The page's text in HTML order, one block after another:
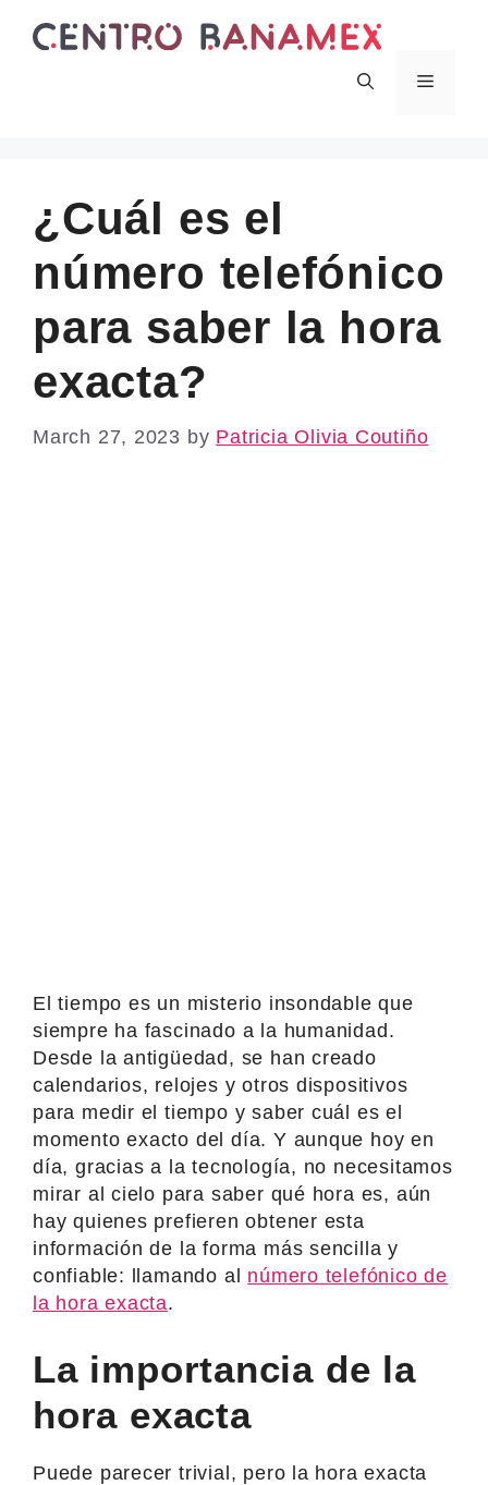
Menu
¿Cuál es el
número telefónico
para saber la hora
exacta?
March 27, 2023 by Patricia Olivia Coutiño
El tiempo es un misterio insondable que
siempre ha fascinado a la humanidad.
Desde la antigüedad, se han creado
calendarios, relojes y otros dispositivos
para medir el tiempo y saber cuál es el
momento exacto del día. Y aunque hoy en
día, gracias a la tecnología, no necesitamos
mirar al cielo para saber qué hora es, aún
hay quienes prefieren obtener esta
información de la forma más sencilla y
confiable: llamando al número telefónico de
la hora exacta.
La importancia de la
hora exacta
Puede parecer trivial, pero la hora exacta